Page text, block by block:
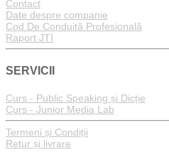
Contact
Date despre companie
Cod De Conduită Profesională
Raport JTI
SERVICII
Curs - Public Speaking și Dicție
Curs - Junior Media Lab
Termeni și Condiții
Retur și livrare